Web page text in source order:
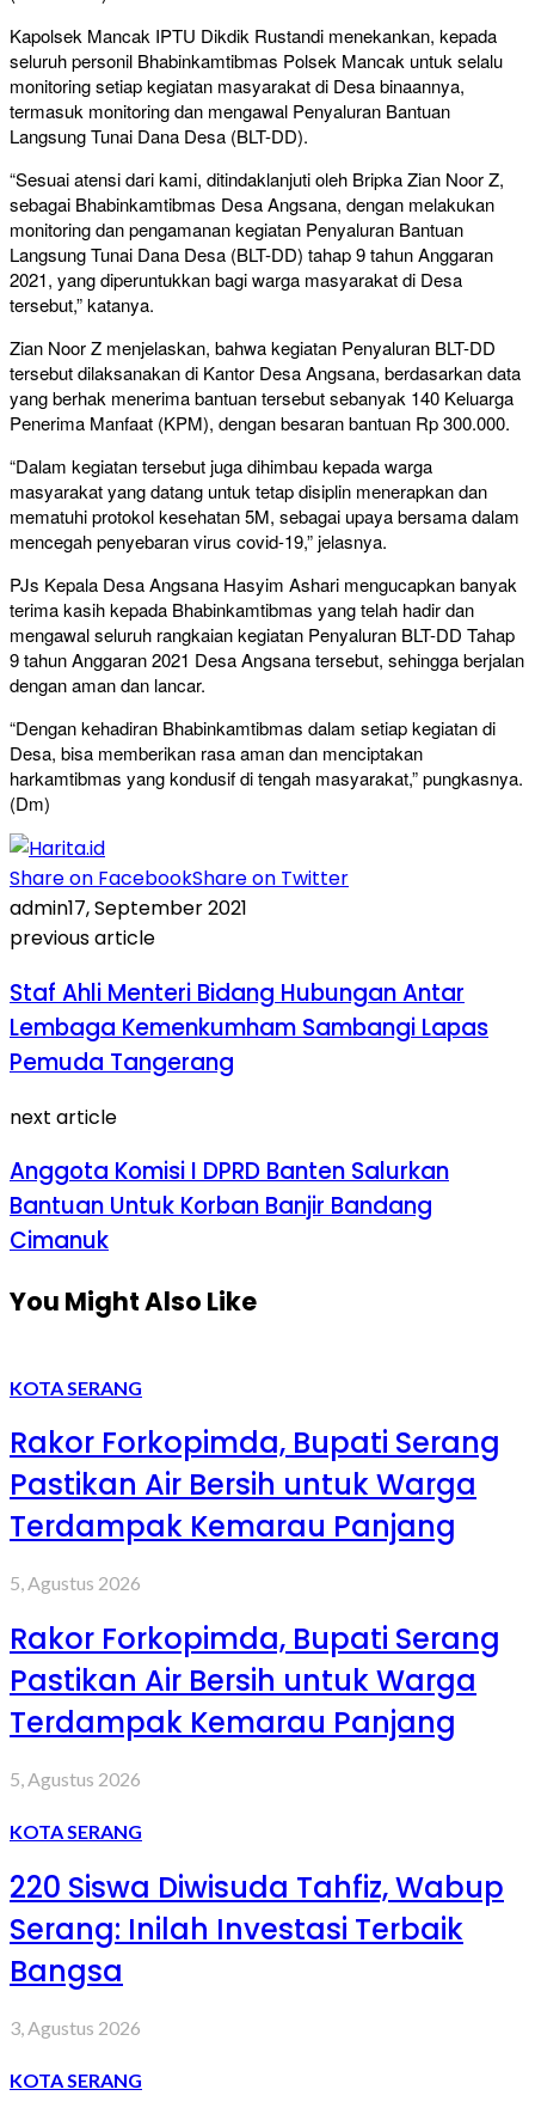
Kapolsek Mancak IPTU Dikdik Rustandi menekankan, kepada
seluruh personil Bhabinkamtibmas Polsek Mancak untuk selalu
monitoring setiap kegiatan masyarakat di Desa binaannya,
termasuk monitoring dan mengawal Penyaluran Bantuan
Langsung Tunai Dana Desa (BLT-DD).
“Sesuai atensi dari kami, ditindaklanjuti oleh Bripka Zian Noor Z,
sebagai Bhabinkamtibmas Desa Angsana, dengan melakukan
monitoring dan pengamanan kegiatan Penyaluran Bantuan
Langsung Tunai Dana Desa (BLT-DD) tahap 9 tahun Anggaran
2021, yang diperuntukkan bagi warga masyarakat di Desa
tersebut,” katanya.
Zian Noor Z menjelaskan, bahwa kegiatan Penyaluran BLT-DD
tersebut dilaksanakan di Kantor Desa Angsana, berdasarkan data
yang berhak menerima bantuan tersebut sebanyak 140 Keluarga
Penerima Manfaat (KPM), dengan besaran bantuan Rp 300.000.
“Dalam kegiatan tersebut juga dihimbau kepada warga
masyarakat yang datang untuk tetap disiplin menerapkan dan
mematuhi protokol kesehatan 5M, sebagai upaya bersama dalam
mencegah penyebaran virus covid-19,” jelasnya.
PJs Kepala Desa Angsana Hasyim Ashari mengucapkan banyak
terima kasih kepada Bhabinkamtibmas yang telah hadir dan
mengawal seluruh rangkaian kegiatan Penyaluran BLT-DD Tahap
9 tahun Anggaran 2021 Desa Angsana tersebut, sehingga berjalan
dengan aman dan lancar.
“Dengan kehadiran Bhabinkamtibmas dalam setiap kegiatan di
Desa, bisa memberikan rasa aman dan menciptakan
harkamtibmas yang kondusif di tengah masyarakat,” pungkasnya.
(Dm)
Share on FacebookShare on Twitter
admin17, September 2021
previous article
Staf Ahli Menteri Bidang Hubungan Antar
Lembaga Kemenkumham Sambangi Lapas
Pemuda Tangerang
next article
Anggota Komisi I DPRD Banten Salurkan
Bantuan Untuk Korban Banjir Bandang
Cimanuk
You Might Also Like
KOTA SERANG
Rakor Forkopimda, Bupati Serang
Pastikan Air Bersih untuk Warga
Terdampak Kemarau Panjang
5, Agustus 2026
Rakor Forkopimda, Bupati Serang
Pastikan Air Bersih untuk Warga
Terdampak Kemarau Panjang
5, Agustus 2026
KOTA SERANG
220 Siswa Diwisuda Tahfiz, Wabup
Serang: Inilah Investasi Terbaik
Bangsa
3, Agustus 2026
KOTA SERANG